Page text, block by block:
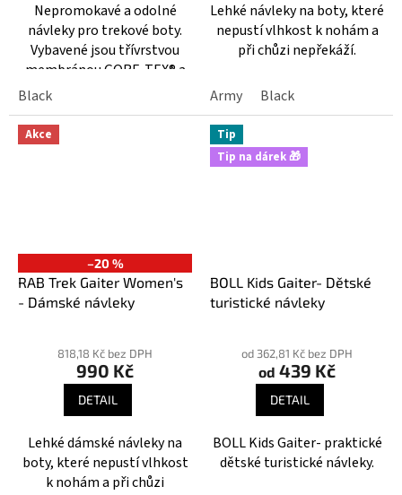
hvězdiček.
Nepromokavé a odolné
návleky pro trekové boty.
Vybavené jsou třívrstvou
membránou GORE-TEX® a
vyztužením okolo kotníků.
Black
5
hvězdiček.
Lehké návleky na boty, které
nepustí vlhkost k nohám a
při chůzi nepřekáží.
Army Black
Akce
–20 %
RAB Trek Gaiter Women's
- Dámské návleky
818,18 Kč bez DPH
990 Kč
DETAIL
Lehké dámské návleky na
boty, které nepustí vlhkost
k nohám a při chůzi
Tip
Tip na dárek 🎁
BOLL Kids Gaiter- Dětské
turistické návleky
hodnocení
produktu
5
hvězdiček.
od 362,81 Kč bez DPH
od 439 Kč
DETAIL
BOLL Kids Gaiter- praktické
dětské turistické návleky.